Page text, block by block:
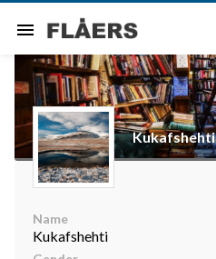
menu
Kukafshehti
Name
Kukafshehti